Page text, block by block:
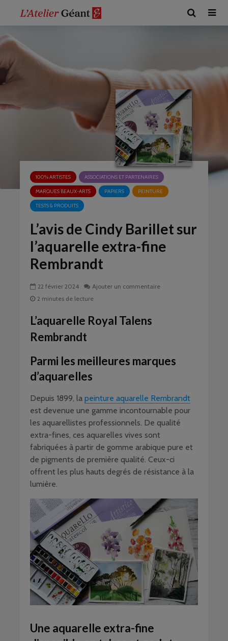
100% ARTISTES ASSOCIATIONS ET PARTENAIRES
MARQUES BEAUX-ARTS PAPIERS PEINTURE
TESTS & PRODUITS
L’avis de Cindy Barillet sur
l’aquarelle extra-fine
Rembrandt
22 février 2024
Ajouter un commentaire
2 minutes de lecture
L’aquarelle Royal Talens
Rembrandt
Parmi les meilleures marques
d’aquarelles
Depuis 1899, la peinture aquarelle Rembrandt
est devenue une gamme incontournable pour
les aquarellistes professionnels. De qualité
extra-fines, ces aquarelles vives sont
fabriquées à partir de gomme arabique pure et
de pigments de première qualité. Ceux-ci
offrent les plus hauts degrés de résistance à la
lumière.
Une aquarelle extra-fine